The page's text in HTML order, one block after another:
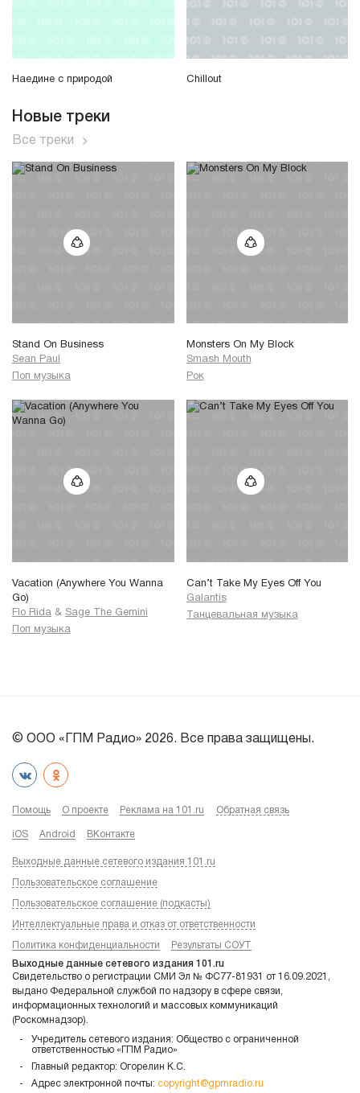
Наедине с природой Chillout
Новые треки
Все треки
Stand On Business
Sean Paul
Поп музыка
Monsters On My Block
Smash Mouth
Рок
Vacation (Anywhere You Wanna
Go)
Flo Rida & Sage The Gemini
Поп музыка
Can’t Take My Eyes Off You
Galantis
Танцевальная музыка
© ООО «ГПМ Радио» 2026. Все права защищены.
Помощь О проекте Реклама на 101.ru Обратная связь
iOS Android ВКонтакте
Выходные данные сетевого издания 101.ru
Пользовательское соглашение
Пользовательское соглашение (подкасты)
Интеллектуальные права и отказ от ответственности
Политика конфиденциальности Результаты СОУТ
Выходные данные сетевого издания 101.ru
Свидетельство о регистрации СМИ Эл № ФС77-81931 от 16.09.2021,
выдано Федеральной службой по надзору в сфере связи,
информационных технологий и массовых коммуникаций
(Роскомнадзор).
Учредитель сетевого издания: Общество с ограниченной
ответственностью «ГПМ Радио»
Главный редактор: Огорелин К.С.
Адрес электронной почты: copyright@gpmradio.ru